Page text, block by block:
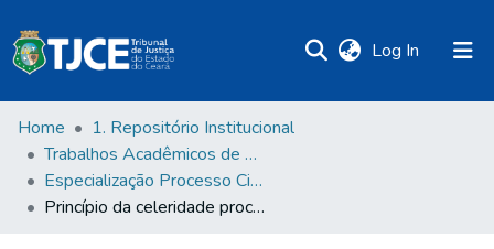
Log In (current)
Home
1. Repositório Institucional
Trabalhos Acadêmicos de Pós-Graduação
Especialização Processo Civil e Gestão de Processo
Princípio da celeridade processual nos juizados especiais cíveis a partir das novas disposições do art.219 do CPC de 2015